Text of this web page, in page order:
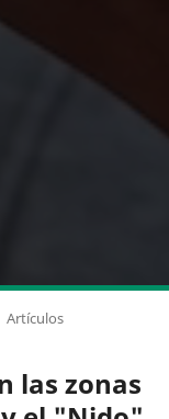
Artículos
las zonas